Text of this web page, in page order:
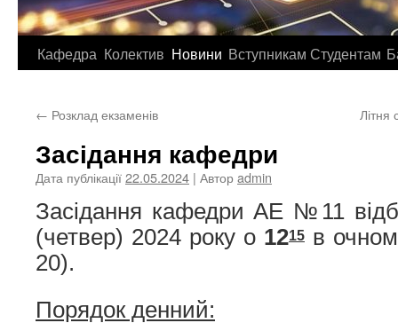
Кафедра Колектив Новини Вступникам Студентам
← Розклад екзаменів Літня
Засідання кафедри
Дата публікації22.05.2024 | Авторadmin
Засідання кафедри АЕ №11
(четвер) 2024 року о 1215 в
20).
Порядок денний: